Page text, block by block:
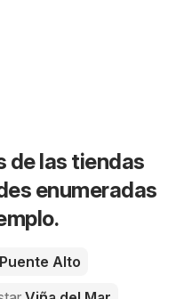
de las tiendas
enumeradas
Puente Alto